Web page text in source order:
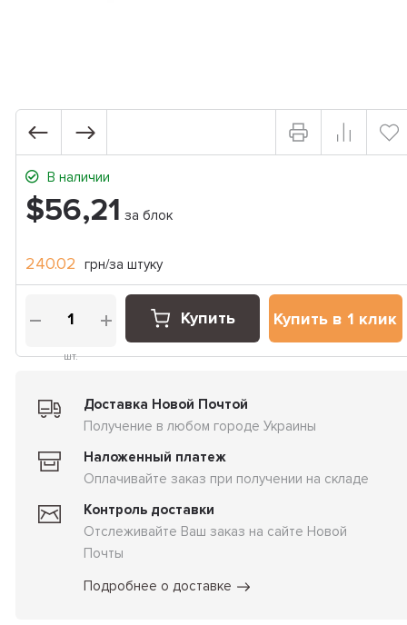
В наличии
$56,21 за блок
240.02 грн/за штуку
шт.
Купить Купить в 1 клик
Доставка Новой Почтой
Получение в любом городе Украины
Наложенный платеж
Оплачивайте заказ при получении на складе
Контроль доставки
Отслеживайте Ваш заказ на сайте Новой
Почты
Подробнее о доставке